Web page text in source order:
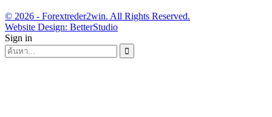
© 2026 - Forextreder2win. All Rights Reserved.
Website Design: BetterStudio
Sign in